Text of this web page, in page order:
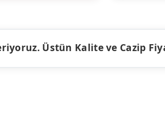
Üstün Kalite ve Cazip